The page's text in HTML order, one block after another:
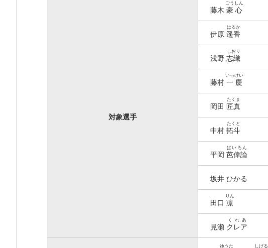
対象選手
藤木豪心
ごうしん
伊原遥香
はるか
浅野志織
しおり
藤村一慶
いっけい
岡田 匠真
たくま
中村拓斗
たくと
平岡芭偉論
ばいろん
坂井 ひかる
田口凛
りん
見瀬 クレア
くれあ
ゆうた しげる